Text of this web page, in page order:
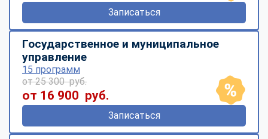
Записаться
Государственное и муниципальное
управление
15 программ
от 25 300 руб.
от 16 900 руб.
Записаться